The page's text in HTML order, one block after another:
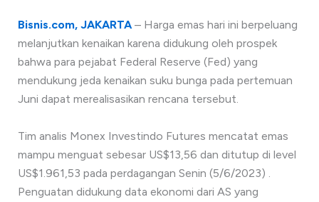
Bisnis.com, JAKARTA– Harga emas hari ini berpeluang
melanjutkan kenaikan karena didukung oleh prospek
bahwa para pejabat Federal Reserve (Fed) yang
mendukung jeda kenaikan suku bunga pada pertemuan
Juni dapat merealisasikan rencana tersebut.
Tim analis Monex Investindo Futures mencatat emas
mampu menguat sebesar US$13,56 dan ditutup di level
US$1.961,53 pada perdagangan Senin (5/6/2023) .
Penguatan didukung data ekonomi dari AS yang